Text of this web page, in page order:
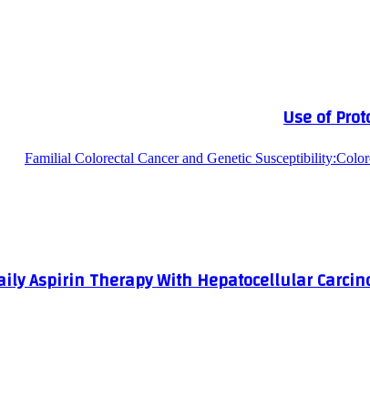
Use of
Aspirin Therapy With Hepatocellular